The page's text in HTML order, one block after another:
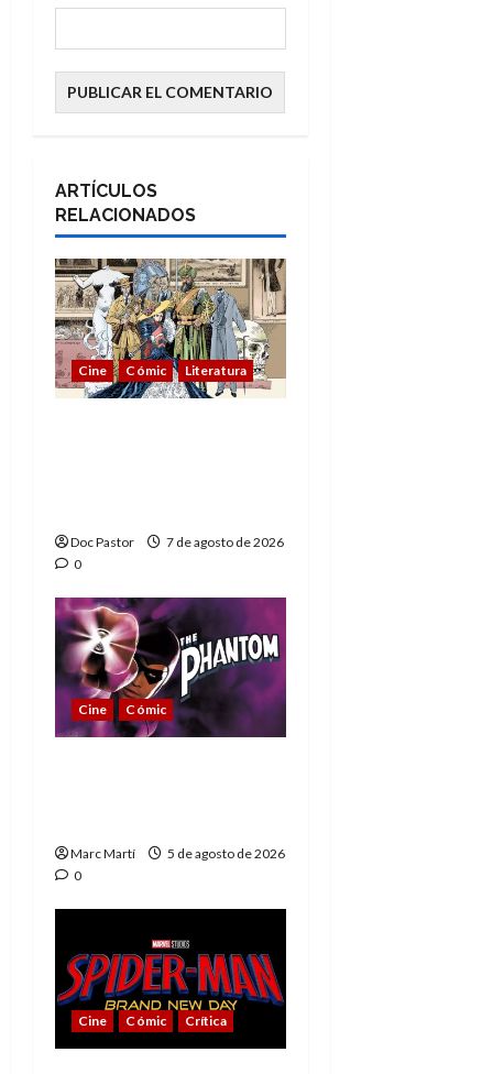
ARTÍCULOS
RELACIONADOS
Cine Cómic Literatura
Doc Pastor
7 de agosto de 2026
0
Cine Cómic
Marc Martí
5 de agosto de 2026
0
Cine Cómic Crítica